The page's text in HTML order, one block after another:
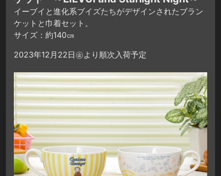
イーブイと進化系ブイズたちがデザインされたブラン
ケットと巾着セット。
サイズ：約140㎝
2023年12月22日㊎より順次入荷予定